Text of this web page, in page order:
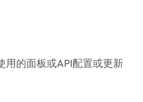
用的面板或API配置或更新